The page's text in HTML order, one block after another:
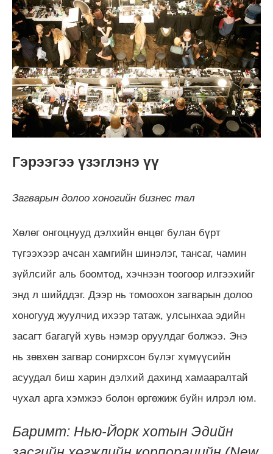
Гэрээгээ үзэглэнэ үү
Загварын долоо хоногийн бизнес тал
Хөлөг онгоцнууд дэлхийн өнцөг булан бүрт
түгээхээр ачсан хамгийн шинэлэг, тансаг, чамин
зүйлсийг аль боомтод, хэчнээн тоогоор илгээхийг
энд л шийддэг. Дээр нь томоохон загварын долоо
хоногууд жуулчид ихээр татаж, улсынхаа эдийн
засагт багагүй хувь нэмэр оруулдаг болжээ. Энэ
нь зөвхөн загвар сонирхсон бүлэг хүмүүсийн
асуудал биш харин дэлхий дахинд хамааралтай
чухал арга хэмжээ болон өргөжиж буйн илрэл юм.
Баримт: Нью-Йорк хотын Эдийн